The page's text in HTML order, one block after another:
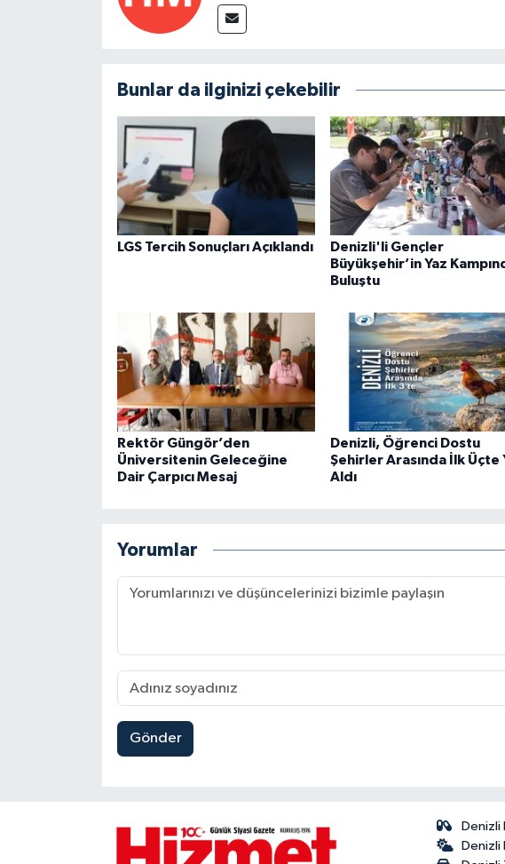
Bunlar da ilginizi çekebilir
LGS Tercih Sonuçları Açıklandı
Denizli'li Gençler
Büyükşehir’in Yaz
Buluştu
Rektör Güngör’den
Üniversitenin Geleceğine
Dair Çarpıcı Mesaj
Denizli, Öğrenci Dostu
Şehirler Arasında İlk Üçte
Aldı
Yorumlar
Gönder
Denizli
Denizli